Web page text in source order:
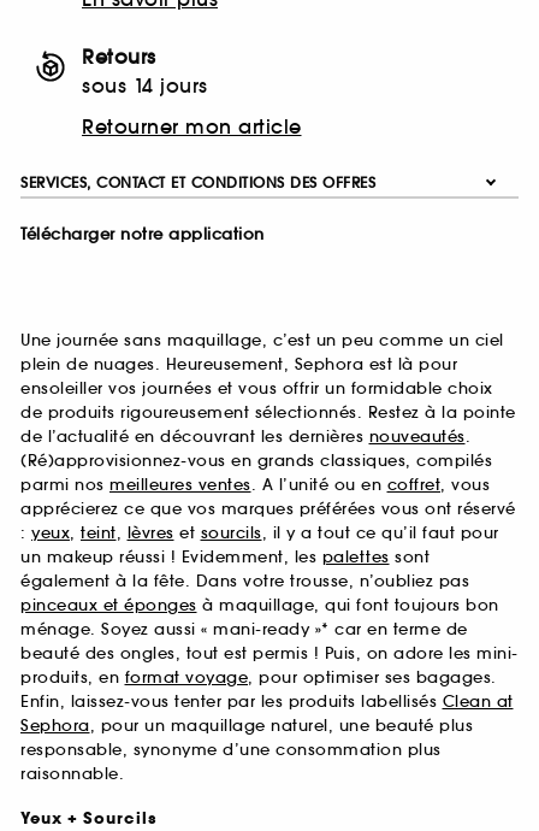
Retours
sous 14 jours
Retourner mon article
SERVICES, CONTACT ET CONDITIONS DES OFFRES
Télécharger notre application
Une journée sans maquillage, c’est un peu comme un ciel
plein de nuages. Heureusement, Sephora est là pour
ensoleiller vos journées et vous offrir un formidable choix
de produits rigoureusement sélectionnés. Restez à la pointe
de l’actualité en découvrant les dernières nouveautés.
(Ré)approvisionnez-vous en grands classiques, compilés
parmi nos meilleures ventes. A l’unité ou en coffret, vous
apprécierez ce que vos marques préférées vous ont réservé
: yeux, teint, lèvres et sourcils, il y a tout ce qu’il faut pour
un makeup réussi ! Evidemment, les palettes sont
également à la fête. Dans votre trousse, n’oubliez pas
pinceaux et éponges à maquillage, qui font toujours bon
ménage. Soyez aussi « mani-ready »* car en terme de
beauté des ongles, tout est permis ! Puis, on adore les mini-
produits, en format voyage, pour optimiser ses bagages.
Enfin, laissez-vous tenter par les produits labellisés Clean at
Sephora, pour un maquillage naturel, une beauté plus
responsable, synonyme d’une consommation plus
raisonnable.
Yeux + Sourcils